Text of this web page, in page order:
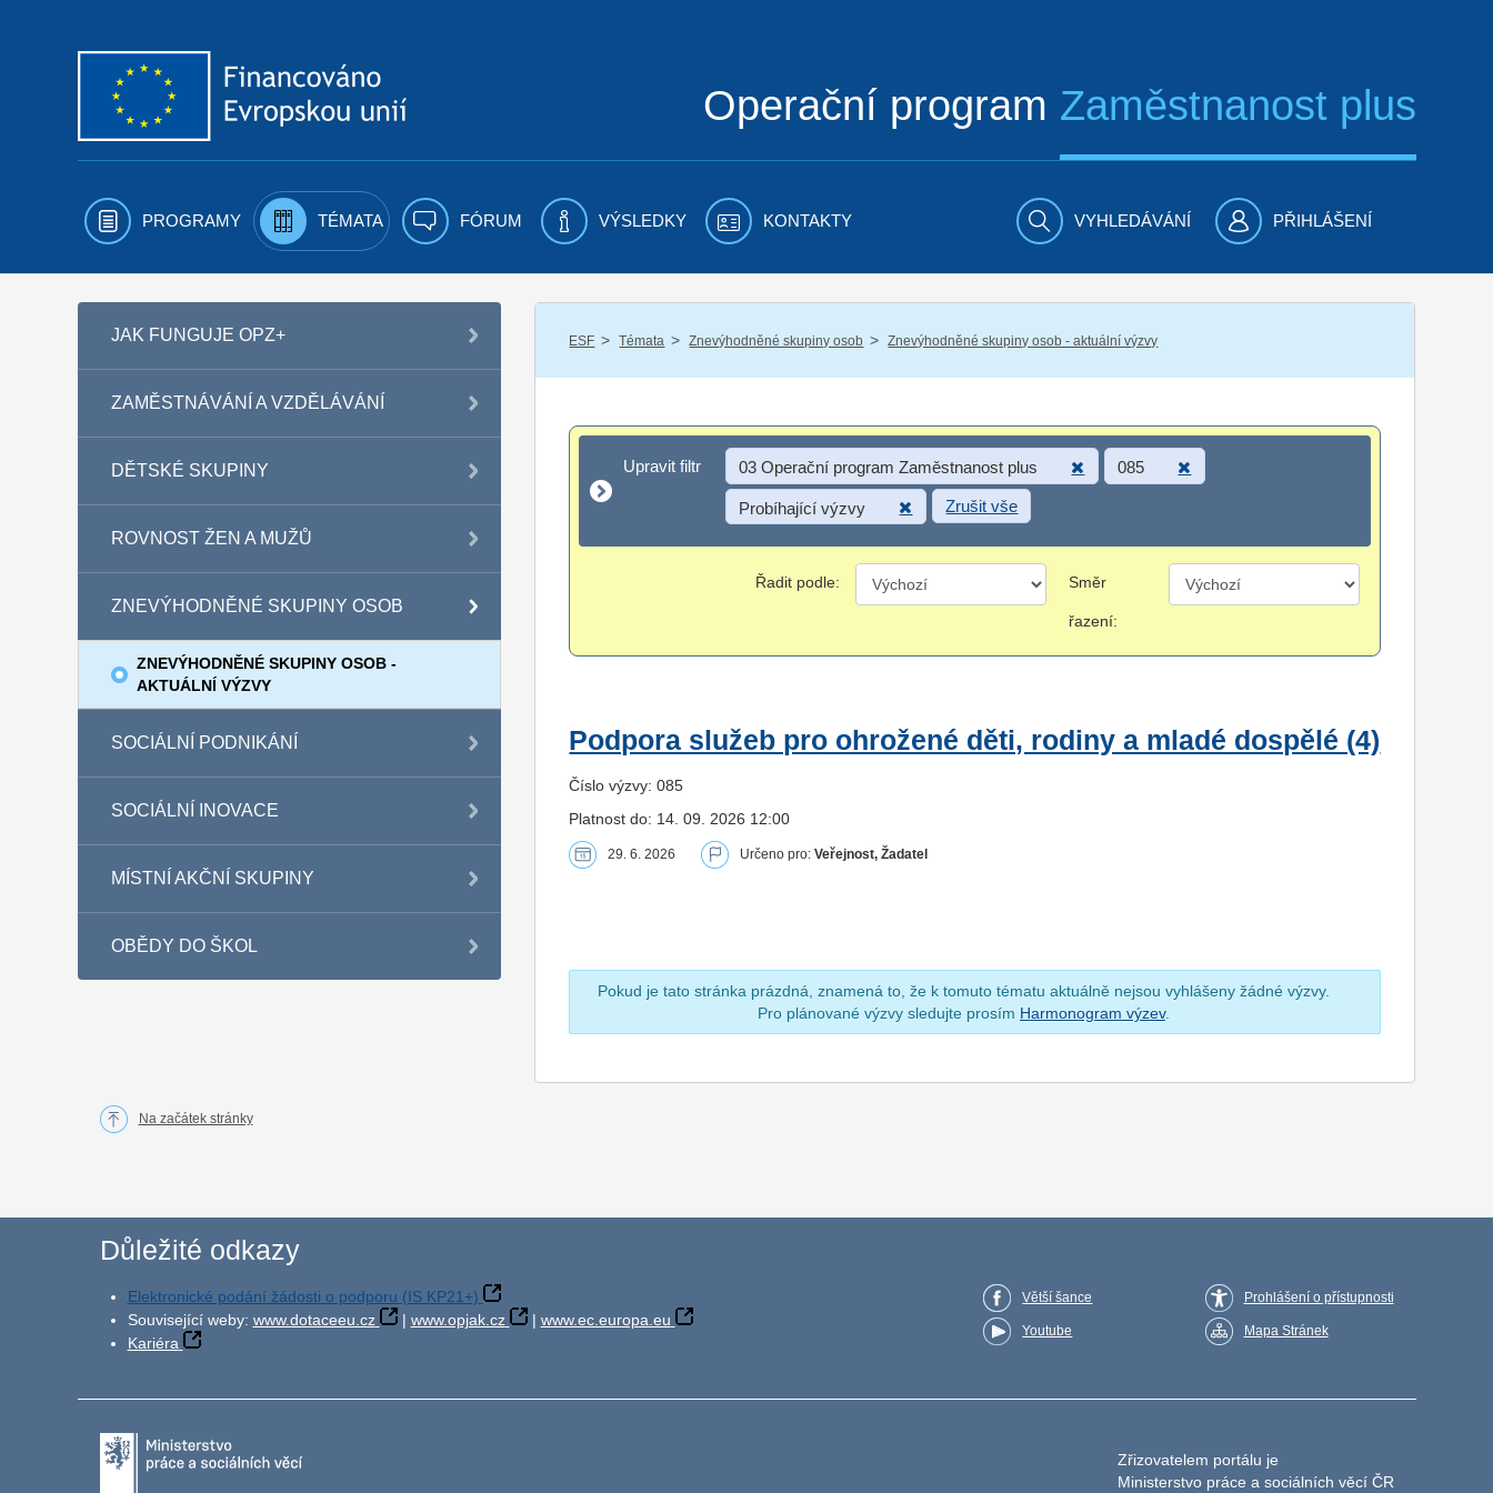
Operační program Zaměstnanost plus
PROGRAMY TÉMATA FÓRUM VÝSLEDKY KONTAKTY VYHLEDÁVÁNÍ PŘIHLÁŠENÍ
JAK FUNGUJE OPZ+
ZAMĚSTNÁVÁNÍ A VZDĚLÁVÁNÍ
DĚTSKÉ SKUPINY
ROVNOST ŽEN A MUŽŮ
ZNEVÝHODNĚNÉ SKUPINY OSOB
ZNEVÝHODNĚNÉ SKUPINY OSOB -
AKTUÁLNÍ VÝZVY
SOCIÁLNÍ PODNIKÁNÍ
SOCIÁLNÍ INOVACE
MÍSTNÍ AKČNÍ SKUPINY
OBĚDY DO ŠKOL
ESF / Témata / Znevýhodněné skupiny osob / Znevýhodněné skupiny osob - aktuální výzvy
Upravit filtr
Upravit filtr 03 Operační program Zaměstnanost plus 085
Probíhající výzvy Zrušit vše
Řadit podle: Směr
řazení:
Podpora služeb pro ohrožené děti, rodiny a mladé dospělé (4)
Číslo výzvy: 085
Platnost do: 14. 09. 2026 12:00
29. 6. 2026 Určeno pro:Veřejnost, Žadatel
Pokud je tato stránka prázdná, znamená to, že k tomuto tématu aktuálně nejsou vyhlášeny žádné výzvy.
Pro plánované výzvy sledujte prosím Harmonogram výzev.
Na začátek stránky
Důležité odkazy
Elektronické podání žádosti o podporu (IS KP21+)
Související weby: www.dotaceeu.cz | www.opjak.cz | www.ec.europa.eu
Kariéra
Větší šance
Youtube
Prohlášení o přístupnosti
Mapa Stránek
Zřizovatelem portálu je
Ministerstvo práce a sociálních věcí ČR